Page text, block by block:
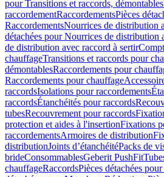
pour Transitions et raccords, démontables
raccordementRaccordementsPièces
RaccordementsNourrices de distribution
détachées pour Nourrices de distribution
de distribution avec raccord à sertir
chauffageTransitions et raccords pour
démontablesRaccordements pour
Raccordements pour chauffage
raccordsIsolations pour raccordements
raccordsÉtanchéités pour raccords
tubesRecouvrement pour raccords
protection et aides à l'insertionFixations
raccordementsArmoires de distribution
distributionJoints d’étanchéitéPacks de
brideConsommablesGeberit PushFit
chauffageRaccordsPièces détachées